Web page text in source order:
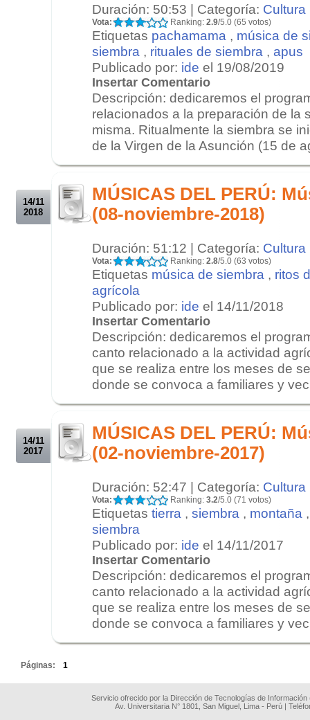
Duración: 50:53 | Categoría: Cultura
Vota: Ranking: 2.9/5.0 (65 votos)
Etiquetas pachamama , música de
siembra , rituales de siembra , apus
Publicado por: ide el 19/08/2019
Insertar Comentario
Descripción: dedicaremos el
relacionados a la preparación de la
misma. Ritualmente la siembra se
de la Virgen de la Asunción (15 de
14/11
2018
MÚSICAS DEL PERÚ:
(08-noviembre-2018)
Duración: 51:12 | Categoría: Cultura
Vota: Ranking: 2.8/5.0 (63 votos)
Etiquetas música de siembra , ritos
agrícola
Publicado por: ide el 14/11/2018
Insertar Comentario
Descripción: dedicaremos el
canto relacionado a la actividad
que se realiza entre los meses de
donde se convoca a familiares y
14/11
2017
MÚSICAS DEL PERÚ:
(02-noviembre-2017)
Duración: 52:47 | Categoría: Cultura
Vota: Ranking: 3.2/5.0 (71 votos)
Etiquetas tierra , siembra , montaña
siembra
Publicado por: ide el 14/11/2017
Insertar Comentario
Descripción: dedicaremos el
canto relacionado a la actividad
que se realiza entre los meses de
donde se convoca a familiares y
Páginas: 1
Servicio ofrecido por la Dirección de Tecnologías de
Av. Universitaria N° 1801, San Miguel, Lima - Perú |